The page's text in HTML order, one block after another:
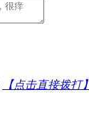
【点击直接拨打】